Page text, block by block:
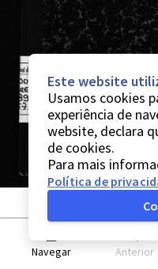
Navegar Anterior
Este website
Usamos cookies
experiência de
website, declara
de cookies.
Para mais
Política de